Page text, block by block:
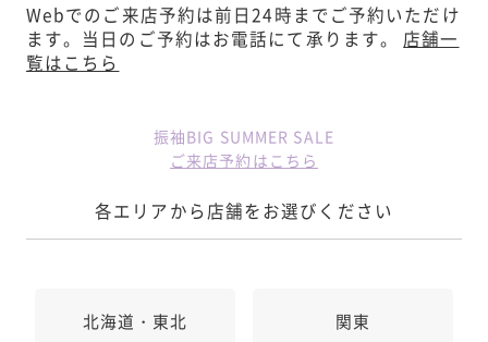
Webでのご来店予約は前日24時までご予約いただけ
ます。 当日のご予約はお電話にて承ります。 店舗一
覧はこちら
振袖BIG SUMMER SALE
ご来店予約はこちら
各エリアから店舗をお選びください
北海道・東北 関東